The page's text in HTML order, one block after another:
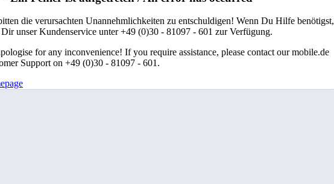
die verursachten Unannehmlichkeiten zu entschuldigen! Wenn Du Hilfe benötigst,
Dir unser Kundenservice unter +49 (0)30 - 81097 - 601 zur Verfügung.
for any inconvenience! If you require assistance, please contact our mobile.de
Support on +49 (0)30 - 81097 - 601.